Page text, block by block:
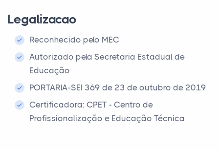
Legalizacao
Reconhecido pelo MEC
Autorizado pela Secretaria Estadual de
Educação
PORTARIA-SEI 369 de 23 de outubro de 2019
Certificadora: CPET - Centro de
Profissionalização e Educação Técnica